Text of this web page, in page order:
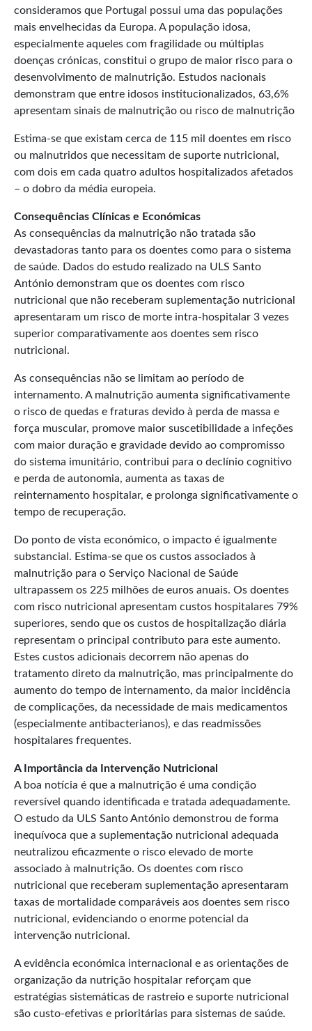
consideramos que Portugal possui uma das populações
mais envelhecidas da Europa. A população idosa,
especialmente aqueles com fragilidade ou múltiplas
doenças crónicas, constitui o grupo de maior risco para o
desenvolvimento de malnutrição. Estudos nacionais
demonstram que entre idosos institucionalizados, 63,6%
apresentam sinais de malnutrição ou risco de malnutrição
Estima-se que existam cerca de 115 mil doentes em risco
ou malnutridos que necessitam de suporte nutricional,
com dois em cada quatro adultos hospitalizados afetados
– o dobro da média europeia.
Consequências Clínicas e Económicas
As consequências da malnutrição não tratada são
devastadoras tanto para os doentes como para o sistema
de saúde. Dados do estudo realizado na ULS Santo
António demonstram que os doentes com risco
nutricional que não receberam suplementação nutricional
apresentaram um risco de morte intra-hospitalar 3 vezes
superior comparativamente aos doentes sem risco
nutricional.
As consequências não se limitam ao período de
internamento. A malnutrição aumenta significativamente
o risco de quedas e fraturas devido à perda de massa e
força muscular, promove maior suscetibilidade a infeções
com maior duração e gravidade devido ao compromisso
do sistema imunitário, contribui para o declínio cognitivo
e perda de autonomia, aumenta as taxas de
reinternamento hospitalar, e prolonga significativamente o
tempo de recuperação.
Do ponto de vista económico, o impacto é igualmente
substancial. Estima-se que os custos associados à
malnutrição para o Serviço Nacional de Saúde
ultrapassem os 225 milhões de euros anuais. Os doentes
com risco nutricional apresentam custos hospitalares 79%
superiores, sendo que os custos de hospitalização diária
representam o principal contributo para este aumento.
Estes custos adicionais decorrem não apenas do
tratamento direto da malnutrição, mas principalmente do
aumento do tempo de internamento, da maior incidência
de complicações, da necessidade de mais medicamentos
(especialmente antibacterianos), e das readmissões
hospitalares frequentes.
A Importância da Intervenção Nutricional
A boa notícia é que a malnutrição é uma condição
reversível quando identificada e tratada adequadamente.
O estudo da ULS Santo António demonstrou de forma
inequívoca que a suplementação nutricional adequada
neutralizou eficazmente o risco elevado de morte
associado à malnutrição. Os doentes com risco
nutricional que receberam suplementação apresentaram
taxas de mortalidade comparáveis aos doentes sem risco
nutricional, evidenciando o enorme potencial da
intervenção nutricional.
A evidência económica internacional e as orientações de
organização da nutrição hospitalar reforçam que
estratégias sistemáticas de rastreio e suporte nutricional
são custo‑efetivas e prioritárias para sistemas de saúde.